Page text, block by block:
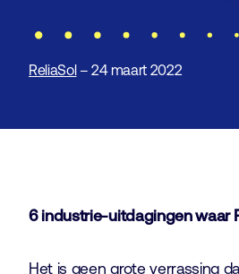
ReliaSol– 24 maart 2022
6 industrie-uitdagingen waar
Het is geen grote verrassing